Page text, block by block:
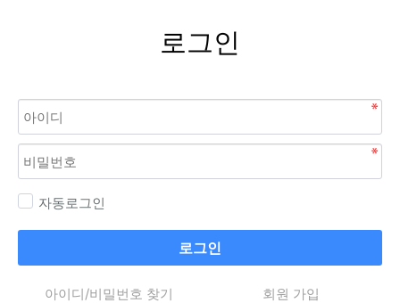
로그인
자동로그인
로그인
아이디/비밀번호 찾기 회원 가입